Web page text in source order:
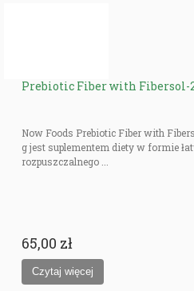
Prebiotic Fiber with Fibersol-
Now Foods Prebiotic Fiber with
g jest suplementem diety w formie
rozpuszczalnego ...
65,00 zł